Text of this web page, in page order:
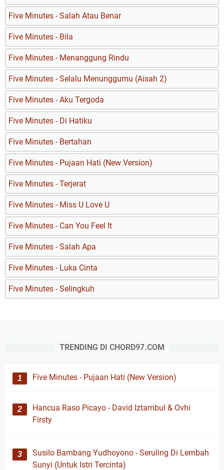
Five Minutes - Salah Atau Benar
Five Minutes - Bila
Five Minutes - Menanggung Rindu
Five Minutes - Selalu Menunggumu (Aisah 2)
Five Minutes - Aku Tergoda
Five Minutes - Di Hatiku
Five Minutes - Bertahan
Five Minutes - Pujaan Hati (New Version)
Five Minutes - Terjerat
Five Minutes - Miss U Love U
Five Minutes - Can You Feel It
Five Minutes - Salah Apa
Five Minutes - Luka Cinta
Five Minutes - Selingkuh
TRENDING DI CHORD97.COM
Five Minutes - Pujaan Hati (New Version)
Hancua Raso Picayo - David Iztambul & Ovhi
Firsty
Susilo Bambang Yudhoyono - Seruling Di Lembah
Sunyi (Untuk Istri Tercinta)